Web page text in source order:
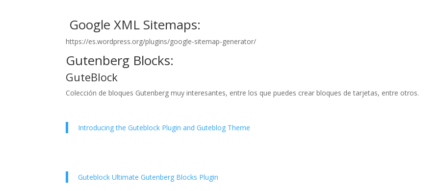
Google XML Sitemaps:
https://es.wordpress.org/plugins/google-sitemap-generator/
Gutenberg Blocks:
GuteBlock
Colección de bloques Gutenberg muy interesantes, entre los que puedes crear bloques de tarjetas, entre otros.
Introducing the Guteblock Plugin and Guteblog Theme
Guteblock Ultimate Gutenberg Blocks Plugin